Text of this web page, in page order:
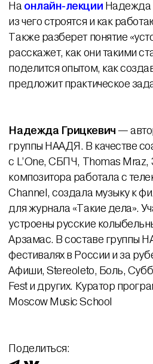
На онлайн-лекции Надежда
из чего строятся и как
Также разберет понятие
расскажет, как они такими
поделится опытом, как
предложит практическое
Надежда Грицкевич —
группы НААДЯ. В качестве
с L’One, СБПЧ, Thomas Mraz,
композитора работала с
Channel, создала музыку к
для журнала «Такие дела».
устроены русские
Арзамас. В составе группы
фестивалях в России и за
Афиши, Stereoleto, Боль,
Fest и других. Куратор
Moscow Music School
Поделиться: